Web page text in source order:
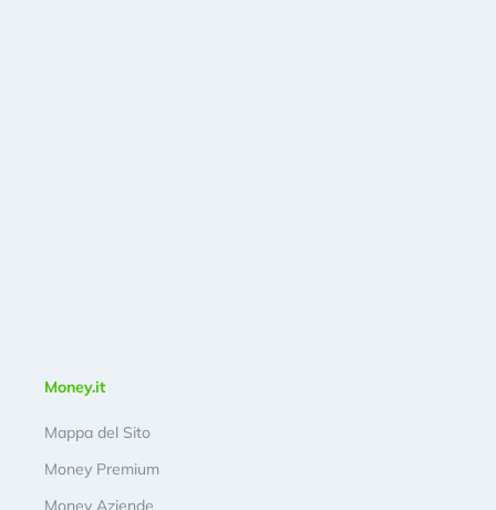
Money.it
Mappa del Sito
Money Premium
Money Aziende